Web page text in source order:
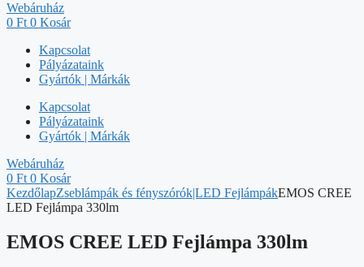
Webáruház
0 Ft 0 Kosár
Kapcsolat
Pályázataink
Gyártók | Márkák
Kapcsolat
Pályázataink
Gyártók | Márkák
Webáruház
0 Ft 0 Kosár
KezdőlapZseblámpák és fényszórók|LED FejlámpákEMOS CREE
LED Fejlámpa 330lm
EMOS CREE LED Fejlámpa 330lm